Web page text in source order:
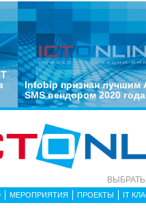
Infobip признан лучшим
SMS вендором 2020 года
МЕРОПРИЯТИЯ ПРОЕКТЫ IT